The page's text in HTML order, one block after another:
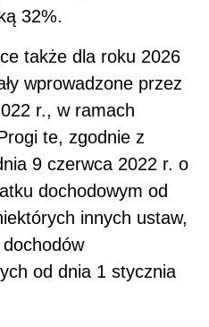
32%.
także dla roku 2026
wprowadzone przez
r., w ramach
te, zgodnie z
9 czerwca 2022 r. o
dochodowym od
innych ustaw,
od dnia 1 stycznia